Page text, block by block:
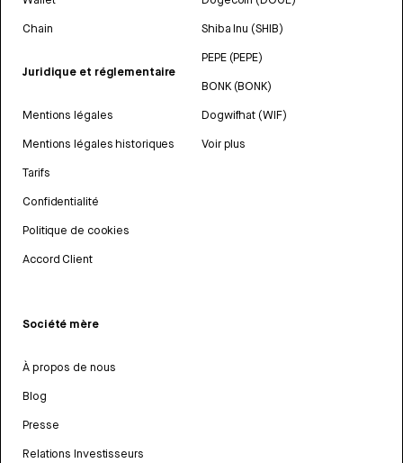
Chain
Juridique et réglementaire
Mentions légales
Mentions légales historiques
Tarifs
Confidentialité
Politique de cookies
Accord Client
Shiba Inu (SHIB)
PEPE (PEPE)
BONK (BONK)
Dogwifhat (WIF)
Voir plus
Société mère
À propos de nous
Blog
Presse
Relations Investisseurs